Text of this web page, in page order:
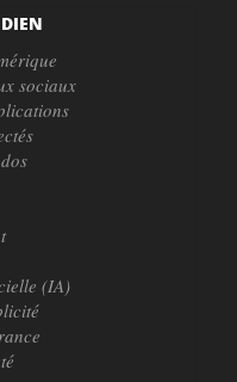
sociaux
(IA)